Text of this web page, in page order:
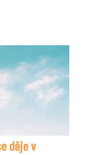
děje v